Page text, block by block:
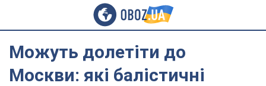
Можуть долетіти до
Москви: які балістичні